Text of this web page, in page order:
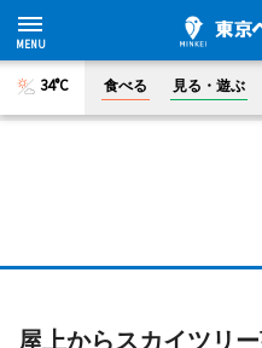
34°C 食べる 見る・遊ぶ
屋上からスカイツリ